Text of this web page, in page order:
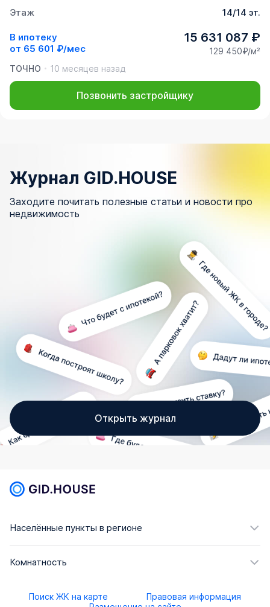
Этаж
14/14 эт.
В ипотеку
от 65 601 ₽/мес
15 631 087 ₽
129 450₽/м²
ТОЧНО
10 месяцев назад
Позвонить застройщику
Журнал GID.HOUSE
Заходите почитать полезные статьи и новости про
недвижимость
Открыть журнал
Населённые пункты в регионе
Комнатность
Поиск ЖК на карте
Правовая информация